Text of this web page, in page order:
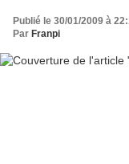
Publié le 30/01/2009 à
Par Franpi